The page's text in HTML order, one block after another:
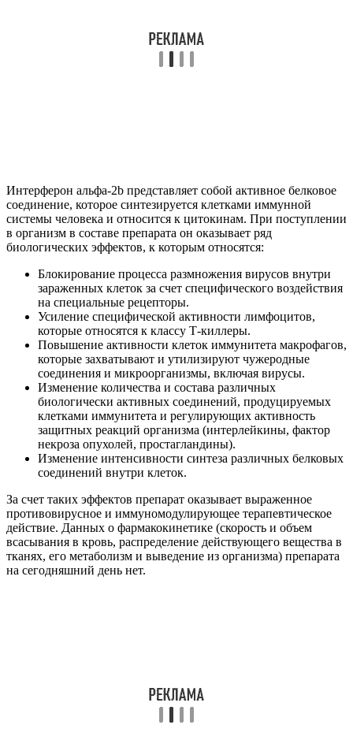
Интерферон альфа-2b представляет собой активное белковое
соединение, которое синтезируется клетками иммунной
системы человека и относится к цитокинам. При поступлении
в организм в составе препарата он оказывает ряд
биологических эффектов, к которым относятся:
Блокирование процесса размножения вирусов внутри
зараженных клеток за счет специфического воздействия
на специальные рецепторы.
Усиление специфической активности лимфоцитов,
которые относятся к классу Т-киллеры.
Повышение активности клеток иммунитета макрофагов,
которые захватывают и утилизируют чужеродные
соединения и микроорганизмы, включая вирусы.
Изменение количества и состава различных
биологически активных соединений, продуцируемых
клетками иммунитета и регулирующих активность
защитных реакций организма (интерлейкины, фактор
некроза опухолей, простагландины).
Изменение интенсивности синтеза различных белковых
соединений внутри клеток.
За счет таких эффектов препарат оказывает выраженное
противовирусное и иммуномодулирующее терапевтическое
действие. Данных о фармакокинетике (скорость и объем
всасывания в кровь, распределение действующего вещества в
тканях, его метаболизм и выведение из организма) препарата
на сегодняшний день нет.